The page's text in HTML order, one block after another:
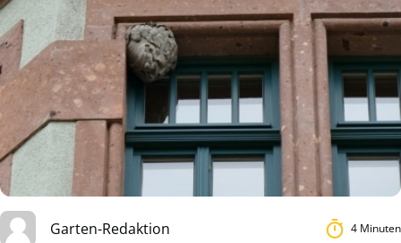
Garten-Redaktion 4 Minuten